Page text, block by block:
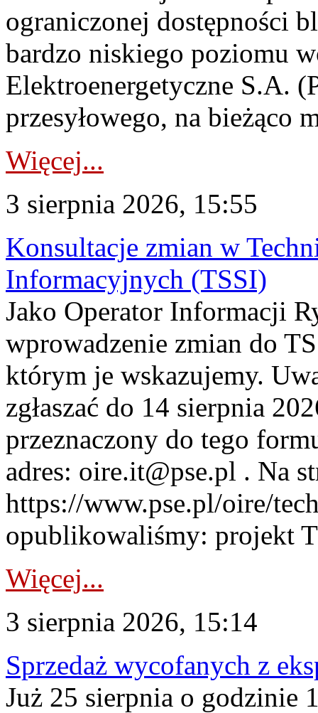
ograniczonej dostępności
bardzo niskiego poziomu
Elektroenergetyczne S.A.
przesyłowego, na bieżąco
Więcej...
3 sierpnia 2026, 15:55
Konsultacje zmian w
Informacyjnych (TSSI)
Jako Operator Informacji
wprowadzenie zmian do
którym je wskazujemy.
zgłaszać do 14 sierpnia
przeznaczony do tego
adres: oire.it@pse.pl . Na
https://www.pse.pl/oire/
opublikowaliśmy: projekt
Więcej...
3 sierpnia 2026, 15:14
Sprzedaż wycofanych z
Już 25 sierpnia o godzinie